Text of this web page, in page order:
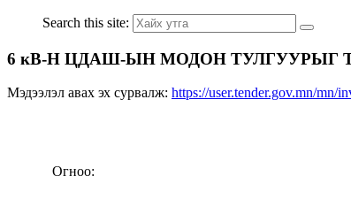
Search this site:
6 кВ-Н ЦДАШ-ЫН МОДОН ТУЛГУУРЫГ
Мэдээлэл авах эх сурвалж: https://user.tender.gov.mn/mn/
Огноо: